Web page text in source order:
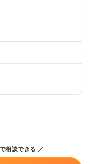
相談できる